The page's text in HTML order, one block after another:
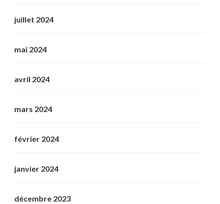
juillet 2024
mai 2024
avril 2024
mars 2024
février 2024
janvier 2024
décembre 2023